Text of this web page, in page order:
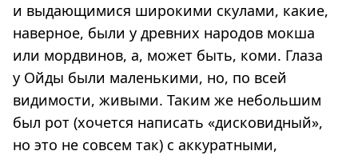
и выдающимися широкими скулами, какие,
наверное, были у древних народов мокша
или мордвинов, а, может быть, коми. Глаза
у Ойды были маленькими, но, по всей
видимости, живыми. Таким же небольшим
был рот (хочется написать «дисковидный»,
но это не совсем так) с аккуратными,